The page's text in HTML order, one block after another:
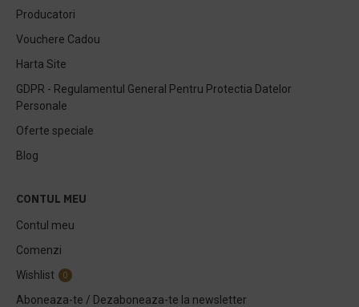
Producatori
Vouchere Cadou
Harta Site
GDPR - Regulamentul General Pentru Protectia Datelor
Personale
Oferte speciale
Blog
CONTUL MEU
Contul meu
Comenzi
Wishlist
0
Aboneaza-te / Dezaboneaza-te la newsletter